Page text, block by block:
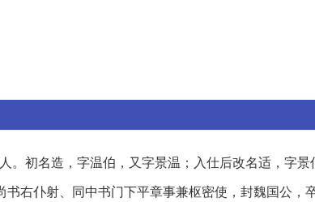
。初名造，字温伯，又字景温；入仕后改名适，字
书右仆射、同中书门下平章事兼枢密使，封魏国公，